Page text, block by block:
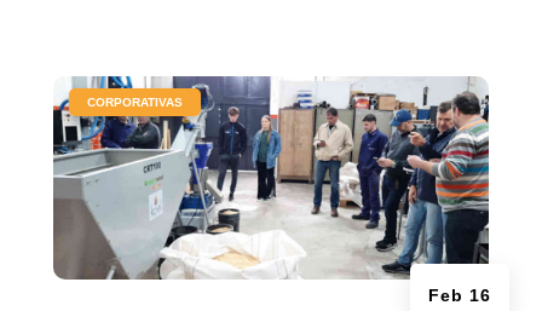
Feb 16
CORPORATIVAS